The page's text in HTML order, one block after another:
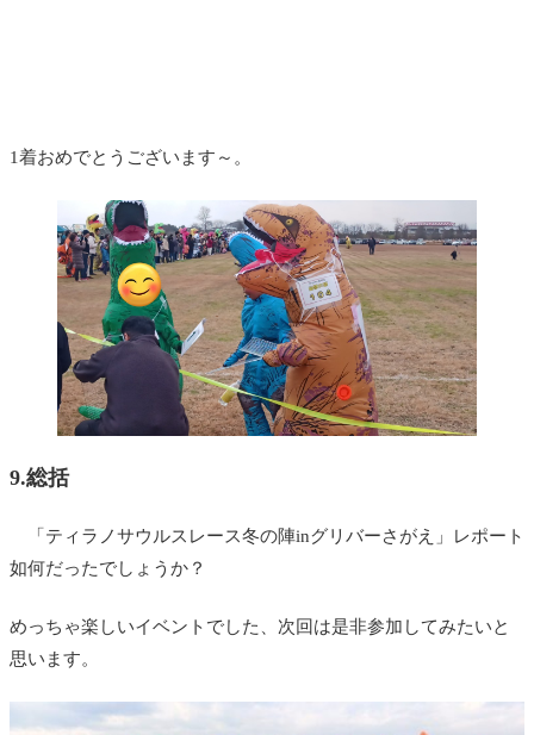
1着おめでとうございます～。
9.総括
「ティラノサウルスレース冬の陣inグリバーさがえ」レポート
如何だったでしょうか？
めっちゃ楽しいイベントでした、次回は是非参加してみたいと
思います。